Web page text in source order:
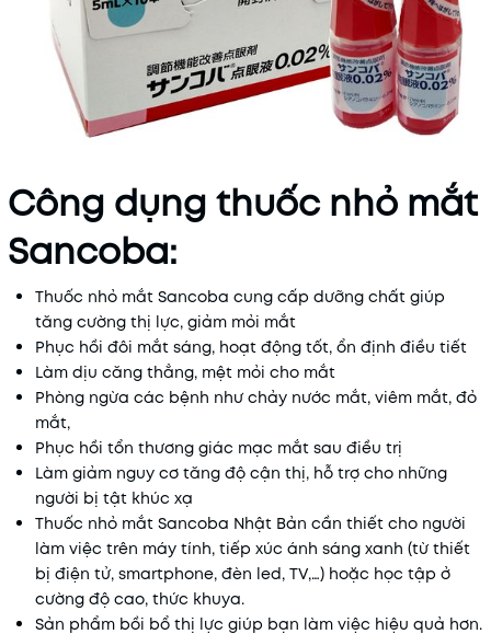
Công dụng thuốc nhỏ mắt
Sancoba:
Thuốc nhỏ mắt Sancoba cung cấp dưỡng chất giúp
tăng cường thị lực, giảm mỏi mắt
Phục hồi đôi mắt sáng, hoạt động tốt, ổn định điều tiết
Làm dịu căng thẳng, mệt mỏi cho mắt
Phòng ngừa các bệnh như chảy nước mắt, viêm mắt, đỏ
mắt,
Phục hồi tổn thương giác mạc mắt sau điều trị
Làm giảm nguy cơ tăng độ cận thị, hỗ trợ cho những
người bị tật khúc xạ
Thuốc nhỏ mắt Sancoba Nhật Bản cần thiết cho người
làm việc trên máy tính, tiếp xúc ánh sáng xanh (từ thiết
bị điện tử, smartphone, đèn led, TV,…) hoặc học tập ở
cường độ cao, thức khuya.
Sản phẩm bồi bổ thị lực giúp bạn làm việc hiệu quả hơn.